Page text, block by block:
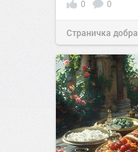
0 0
Страничка
позитива!00:29